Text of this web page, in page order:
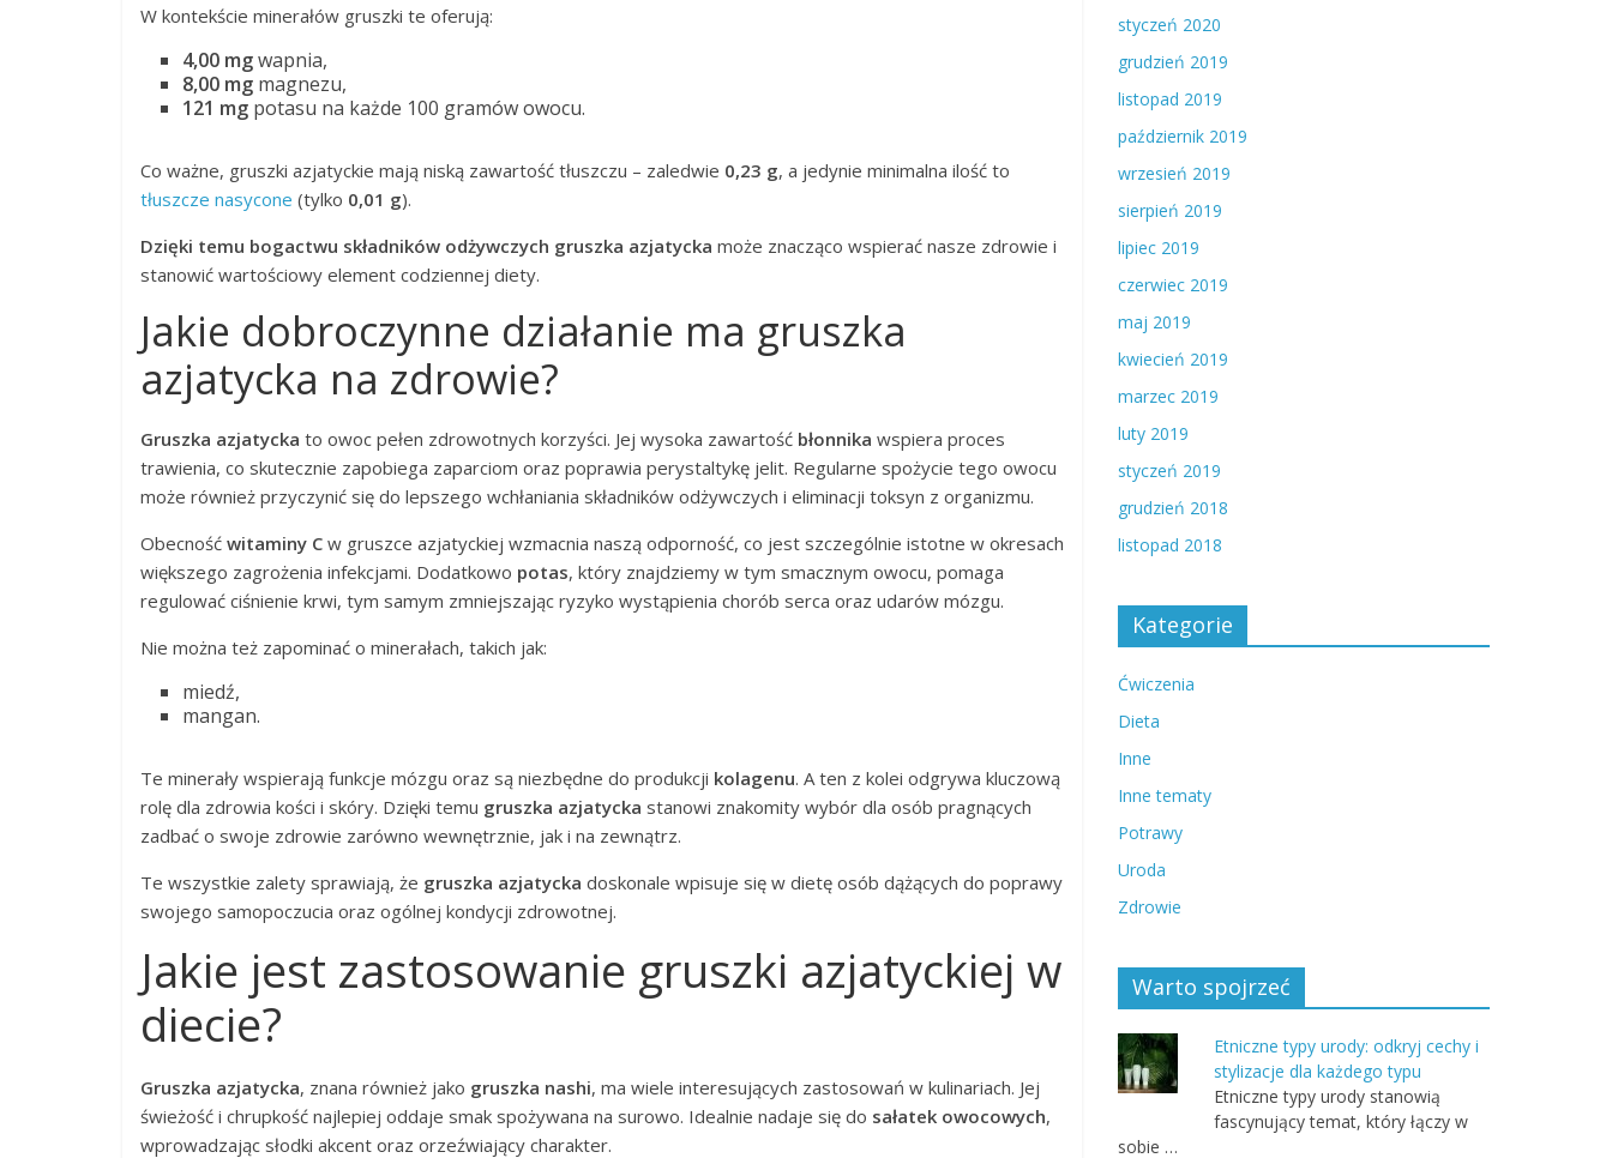
W kontekście minerałów gruszki te oferują:
4,00 mgwapnia,
8,00 mg magnezu,
121 mg potasu na każde 100 gramów owocu.
Co ważne, gruszki azjatyckie mają niską zawartość tłuszczu – zaledwie 0,23 g, a jedynie minimalna ilość to
tłuszcze nasycone (tylko 0,01 g).
Dzięki temu bogactwu składników odżywczych gruszka azjatycka może znacząco wspierać nasze zdrowie i
stanowić wartościowy element codziennej diety.
Jakie dobroczynne działanie ma gruszka
azjatycka na zdrowie?
Gruszka azjatycka to owoc pełen zdrowotnych korzyści. Jej wysoka zawartość błonnika wspiera proces
trawienia, co skutecznie zapobiega zaparciom oraz poprawia perystaltykę jelit. Regularne spożycie tego owocu
może również przyczynić się do lepszego wchłaniania składników odżywczych i eliminacji toksyn z organizmu.
Obecność witaminy C w gruszce azjatyckiej wzmacnia naszą odporność, co jest szczególnie istotne w okresach
większego zagrożenia infekcjami. Dodatkowo potas, który znajdziemy w tym smacznym owocu, pomaga
regulować ciśnienie krwi, tym samym zmniejszając ryzyko wystąpienia chorób serca oraz udarów mózgu.
Nie można też zapominać o minerałach, takich jak:
miedź,
mangan.
Te minerały wspierają funkcje mózgu oraz są niezbędne do produkcji kolagenu. A ten z kolei odgrywa kluczową
rolę dla zdrowia kości i skóry. Dzięki temu gruszka azjatycka stanowi znakomity wybór dla osób pragnących
zadbać o swoje zdrowie zarówno wewnętrznie, jak i na zewnątrz.
Te wszystkie zalety sprawiają, że gruszka azjatycka doskonale wpisuje się w dietę osób dążących do poprawy
swojego samopoczucia oraz ogólnej kondycji zdrowotnej.
Jakie jest zastosowanie gruszki azjatyckiej w
diecie?
Gruszka azjatycka, znana również jako gruszka nashi, ma wiele interesujących zastosowań w kulinariach. Jej
świeżość i chrupkość najlepiej oddaje smak spożywana na surowo. Idealnie nadaje się do sałatek owocowych,
wprowadzając słodki akcent oraz orzeźwiający charakter.
styczeń 2020
grudzień 2019
listopad 2019
październik 2019
wrzesień 2019
sierpień 2019
lipiec 2019
czerwiec 2019
maj 2019
kwiecień 2019
marzec 2019
luty 2019
styczeń 2019
grudzień 2018
listopad 2018
Kategorie
Ćwiczenia
Dieta
Inne
Inne tematy
Potrawy
Uroda
Zdrowie
Warto spojrzeć
Etniczne typy urody: odkryj cechy i
stylizacje dla każdego typu
Etniczne typy urody stanowią
fascynujący temat, który łączy w
sobie …